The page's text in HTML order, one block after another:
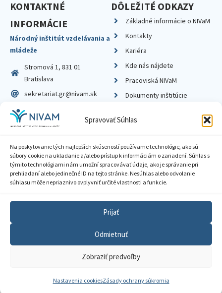
Spravovať Súhlas
Na poskytovanie tých najlepších skúseností používame technológie, ako sú
súbory cookie na ukladanie a/alebo prístup k informáciám o zariadení. Súhlas s
týmito technológiami nám umožní spracovávať údaje, ako je správanie pri
prehliadaní alebo jedinečné ID na tejto stránke. Nesúhlas alebo odvolanie
súhlasu môže nepriaznivo ovplyvniť určité vlastnosti a funkcie.
Prijať
Odmietnuť
Zobraziť predvoľby
Nastavenia cookiesZásady ochrany súkromia
KONTAKTNÉ
INFORMÁCIE
Národný inštitút vzdelávania a
mládeže
Stromová 1, 831 01
Bratislava
sekretariat.gr@nivam.sk
IČO: 00164348
DIČ: 2020798714
DÔLEŽITÉ ODKAZY
Základné informácie o NIVaM
Kontakty
Kariéra
Kde nás nájdete
Pracoviská NIVaM
Dokumenty inštitúcie
© 2026 Národný inštitút vzdelávania a mládeže
Zásady ochrany súkromia
Sprístupnenie informácií
Nastavenia cookies
GDPR